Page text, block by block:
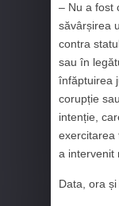
– Nu a fost
săvârșirea
contra
sau în
înfăptuirea
corupție
intenție,
exercitarea
a intervenit
Data, ora